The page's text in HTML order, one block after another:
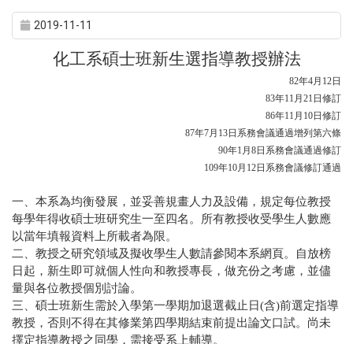
2019-11-11
化工系碩士班新生選指導教授辦法
82年4月 12日
83年11 月21 日修訂
86年11 月 10日修訂
87年7月 13日系務會議通過增列第六條
90年1 月8日系務會議通過修訂
109年10月 12日系務會議修訂通過
一、本系為均衡發展，並妥善規畫人力及設備，規定每位教授
每學年得收碩士班研究生一至四名。所有教授收受學生人數應
以當年填報資料上所載者為限。
二、教授之研究領域及擬收學生人數請參閱本系網頁。自放榜
日起，新生即可就個人性向和教授專長，做充份之考慮，並儘
量與各位教授個別討論。
三、碩士班新生需於入學第一學期加退選截止日(含)前選定指導
教授，否則不得在其修業第四學期結束前提出論文口試。尚未
擇定指導教授之同學，需接受系上輔導。